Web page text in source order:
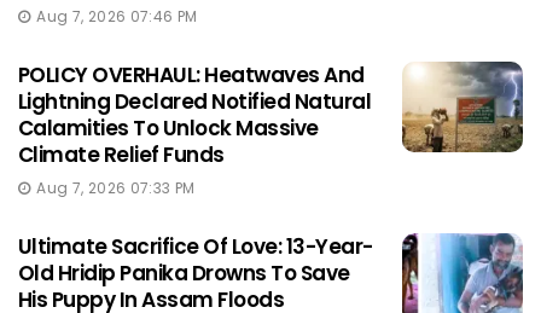
Aug 7, 2026 07:46 PM
POLICY OVERHAUL: Heatwaves And
Lightning Declared Notified Natural
Calamities To Unlock Massive
Climate Relief Funds
Aug 7, 2026 07:33 PM
Ultimate Sacrifice Of Love: 13-Year-
Old Hridip Panika Drowns To Save
His Puppy In Assam Floods